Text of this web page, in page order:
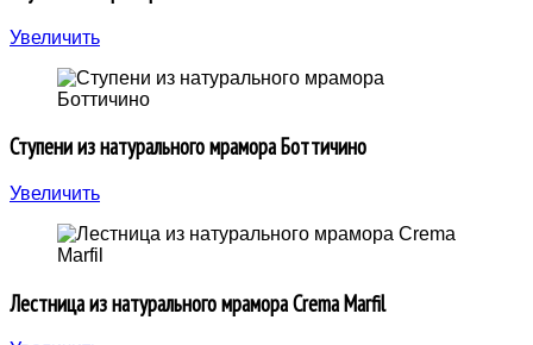
Увеличить
Ступени из натурального мрамора Боттичино
Увеличить
Лестница из натурального мрамора Crema Marfil